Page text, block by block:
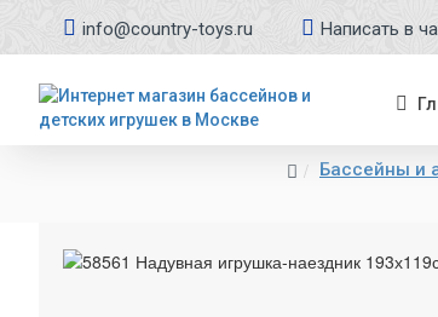
info@country-toys.ru Написать в
Бассейны и